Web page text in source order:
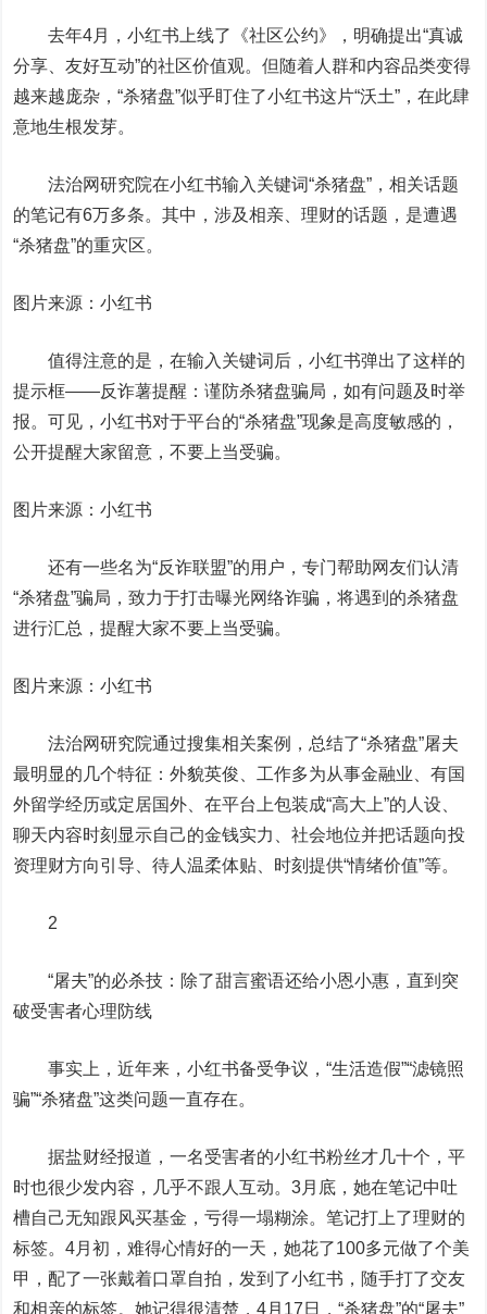
去年4月，小红书上线了《社区公约》，明确提出“真诚
分享、友好互动”的社区价值观。但随着人群和内容品类变得
越来越庞杂，“杀猪盘”似乎盯住了小红书这片“沃土”，在此肆
意地生根发芽。
法治网研究院在小红书输入关键词“杀猪盘”，相关话题
的笔记有6万多条。其中，涉及相亲、理财的话题，是遭遇
“杀猪盘”的重灾区。
图片来源：小红书
值得注意的是，在输入关键词后，小红书弹出了这样的
提示框——反诈薯提醒：谨防杀猪盘骗局，如有问题及时举
报。可见，小红书对于平台的“杀猪盘”现象是高度敏感的，
公开提醒大家留意，不要上当受骗。
图片来源：小红书
还有一些名为“反诈联盟”的用户，专门帮助网友们认清
“杀猪盘”骗局，致力于打击曝光网络诈骗，将遇到的杀猪盘
进行汇总，提醒大家不要上当受骗。
图片来源：小红书
法治网研究院通过搜集相关案例，总结了“杀猪盘”屠夫
最明显的几个特征：外貌英俊、工作多为从事金融业、有国
外留学经历或定居国外、在平台上包装成“高大上”的人设、
聊天内容时刻显示自己的金钱实力、社会地位并把话题向投
资理财方向引导、待人温柔体贴、时刻提供“情绪价值”等。
2
“屠夫”的必杀技：除了甜言蜜语还给小恩小惠，直到突
破受害者心理防线
事实上，近年来，小红书备受争议，“生活造假”“滤镜照
骗”“杀猪盘”这类问题一直存在。
据盐财经报道，一名受害者的小红书粉丝才几十个，平
时也很少发内容，几乎不跟人互动。3月底，她在笔记中吐
槽自己无知跟风买基金，亏得一塌糊涂。笔记打上了理财的
标签。4月初，难得心情好的一天，她花了100多元做了个美
甲，配了一张戴着口罩自拍，发到了小红书，随手打了交友
和相亲的标签。她记得很清楚，4月17日，“杀猪盘”的“屠夫”